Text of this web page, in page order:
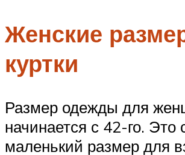
Женские
куртки
Размер одежды для
начинается с 42-го. Это
маленький размер для